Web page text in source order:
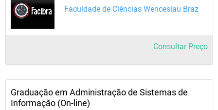
Faculdade de Ciências Wenceslau Braz
Consultar Preço
Graduação em Administração de Sistemas de
Informação (On-line)